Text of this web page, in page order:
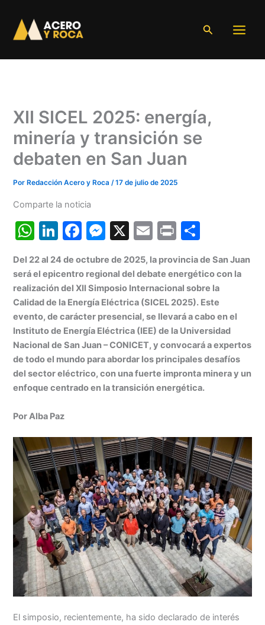
contenido
Buscar
XII SICEL 2025: energía,
minería y transición se
debaten en San Juan
Por Redacción Acero y Roca/17 de julio de 2025
Comparte la noticia
W
at
s
A
p
p
Li
k
e
dI
n
F
c
e
b
o
o
k
M
s
s
e
n
g
er
X
E
ai
l
Pr
t
m
p
ar
tir
Del 22 al 24 de octubre de 2025, la provincia de San Juan
será el epicentro regional del debate energético con la
realización del XII Simposio Internacional sobre la
Calidad de la Energía Eléctrica (SICEL 2025). Este
evento, de carácter presencial, se llevará a cabo en el
Instituto de Energía Eléctrica (IEE) de la Universidad
Nacional de San Juan – CONICET, y convocará a expertos
de todo el mundo para abordar los principales desafíos
del sector eléctrico, con una fuerte impronta minera y un
enfoque centrado en la transición energética.
Por Alba Paz
El simposio, recientemente, ha sido declarado de interés